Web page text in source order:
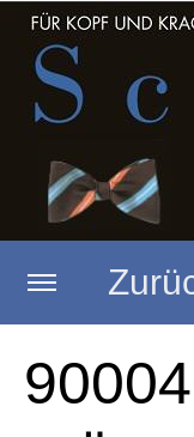
Startseite